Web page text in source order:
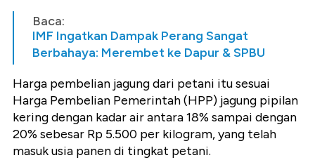
Baca:
IMF Ingatkan Dampak Perang Sangat
Berbahaya: Merembet ke Dapur & SPBU
Harga pembelian jagung dari petani itu sesuai
Harga Pembelian Pemerintah (HPP) jagung pipilan
kering dengan kadar air antara 18% sampai dengan
20% sebesar Rp 5.500 per kilogram, yang telah
masuk usia panen di tingkat petani.